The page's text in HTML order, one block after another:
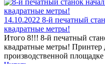
14.10.2022 8-й печатный
квадратные метры!
Итого 8!!! 8-й печатный
квадратные метры! Принтер
производственной